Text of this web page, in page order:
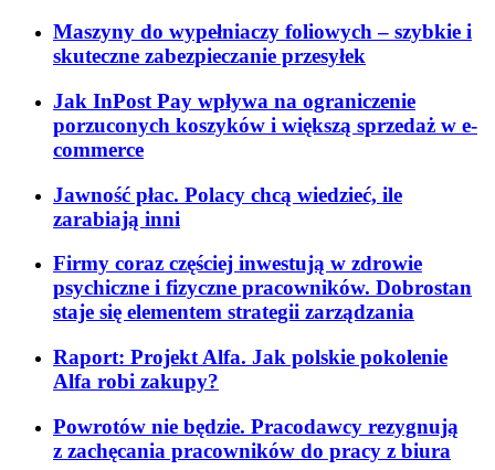
Maszyny do wypełniaczy foliowych – szybkie i
skuteczne zabezpieczanie przesyłek
Jak InPost Pay wpływa na ograniczenie
porzuconych koszyków i większą sprzedaż w e-
commerce
Jawność płac. Polacy chcą wiedzieć, ile
zarabiają inni
Firmy coraz częściej inwestują w zdrowie
psychiczne i fizyczne pracowników. Dobrostan
staje się elementem strategii zarządzania
Raport: Projekt Alfa. Jak polskie pokolenie
Alfa robi zakupy?
Powrotów nie będzie. Pracodawcy rezygnują
z zachęcania pracowników do pracy z biura